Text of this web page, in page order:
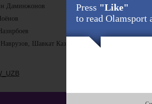
Даминжонов
Шавкат Казаков.
Press "Like"
to read Olamsport